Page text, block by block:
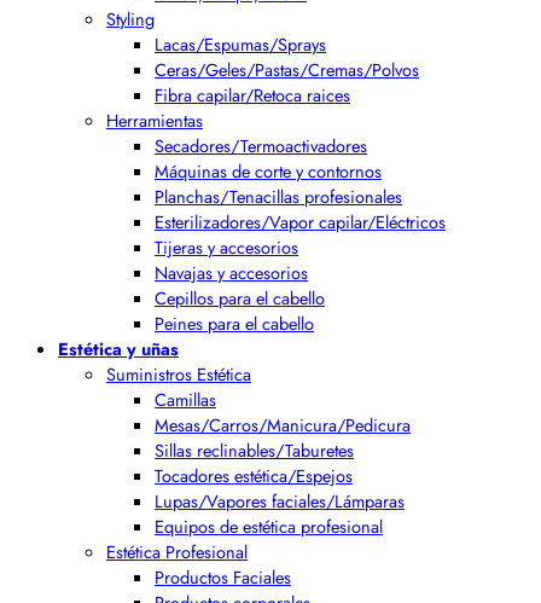
Styling
Lacas/Espumas/Sprays
Ceras/Geles/Pastas/Cremas/Polvos
Fibra capilar/Retoca raices
Herramientas
Secadores/Termoactivadores
Máquinas de corte y contornos
Planchas/Tenacillas profesionales
Esterilizadores/Vapor capilar/Eléctricos
Tijeras y accesorios
Navajas y accesorios
Cepillos para el cabello
Peines para el cabello
Estética y uñas
Suministros Estética
Camillas
Mesas/Carros/Manicura/Pedicura
Sillas reclinables/Taburetes
Tocadores estética/Espejos
Lupas/Vapores faciales/Lámparas
Equipos de estética profesional
Estética Profesional
Productos Faciales